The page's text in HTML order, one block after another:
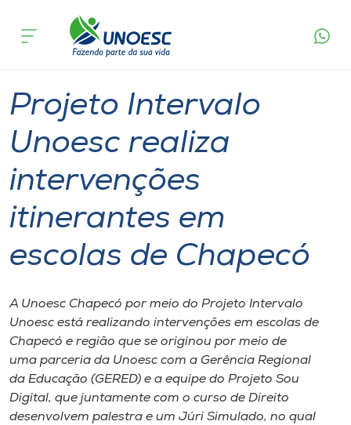
Cursos
Pesquisa
Atendimento ao Estudante
Portal de Ensino
Internacionalização
I.nova
acontece
Projeto Intervalo
Unoesc realiza
intervenções
itinerantes em
escolas de Chapecó
A Unoesc Chapecó por meio do Projeto Intervalo
Unoesc está realizando intervenções em escolas de
Chapecó e região que se originou por meio de
uma parceria da Unoesc com a Gerência Regional
da Educação (GERED) e a equipe do Projeto Sou
Digital, que juntamente com o curso de Direito
desenvolvem palestra e um Júri Simulado, no qual